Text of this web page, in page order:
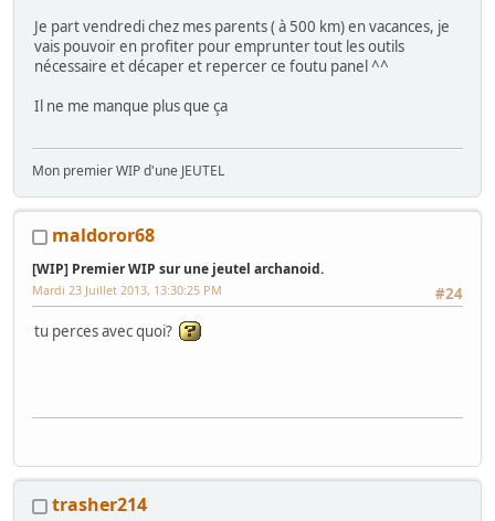
Je part vendredi chez mes parents ( à 500 km) en vacances, je
vais pouvoir en profiter pour emprunter tout les outils
nécessaire et décaper et repercer ce foutu panel ^^
Il ne me manque plus que ça
Mon premier WIP d'une JEUTEL
maldoror68
[WIP] Premier WIP sur une jeutel archanoid.
#24
Mardi 23 Juillet 2013, 13:30:25 PM
tu perces avec quoi?
trasher214